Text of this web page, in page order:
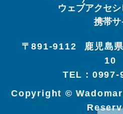
ウェブアクセ
携帯サ
〒891-9112
鹿児島
10
TEL：0997-
Copyright ©